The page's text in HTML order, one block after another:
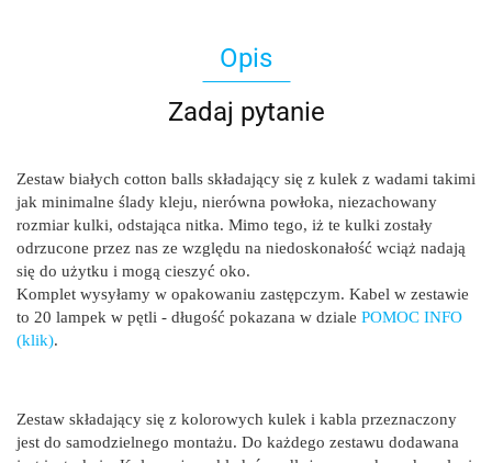
Opis
Zadaj pytanie
Zestaw białych cotton balls składający się z kulek z wadami takimi
jak minimalne ślady kleju, nierówna powłoka, niezachowany
rozmiar kulki, odstająca nitka. Mimo tego, iż te kulki zostały
odrzucone przez nas ze względu na niedoskonałość wciąż nadają
się do użytku i mogą cieszyć oko.
Komplet wysyłamy w opakowaniu zastępczym. Kabel w zestawie
to 20 lampek w pętli - długość pokazana w dziale POMOC INFO
(klik).
Zestaw składający się z kolorowych kulek i kabla przeznaczony
jest do samodzielnego montażu. Do każdego zestawu dodawana